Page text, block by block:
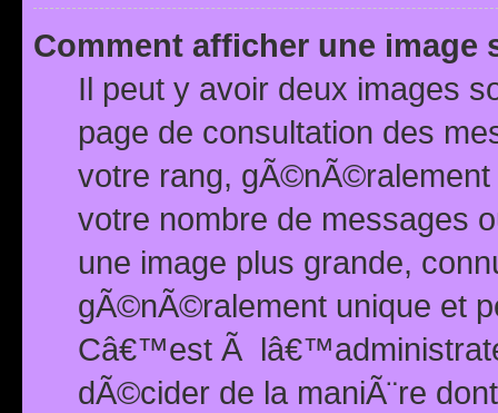
Comment afficher une image
Il peut y avoir deux images
page de consultation des
votre rang,
votre nombre de messages
une image plus grande,
gÃ©nÃ©ralement unique et
Câ€™est Ã
dÃ©cider de la maniÃ¨re